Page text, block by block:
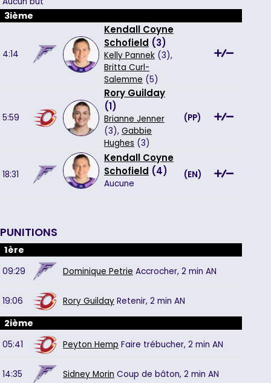
3ième
4:14
Kendall Coyne
Schofield (3)
Kelly Pannek (3),
Britta Curl-
Salemme (5)
5:59
Rory Guilday
(1)
Brianne Jenner
(3), Gabbie
Hughes (3)
(PP)
18:31
Kendall Coyne
Schofield (4)
Aucune
(EN)
PUNITIONS
1ère
09:29 Dominique Petrie Accrocher, 2 min AN
19:06 Rory Guilday Retenir, 2 min AN
2ième
05:41 Peyton Hemp Faire trébucher, 2 min AN
14:35 Sidney Morin Coup de bâton, 2 min AN